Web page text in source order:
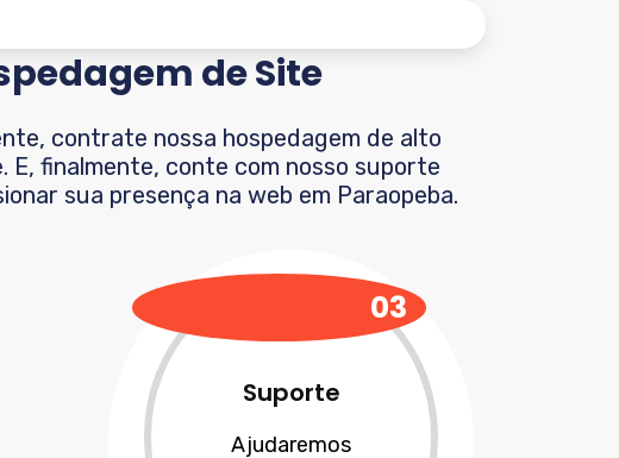
de Site
contrate nossa hospedagem de alto
finalmente, conte com nosso suporte
sua presença na web em Paraopeba.
03
Suporte
Ajudaremos